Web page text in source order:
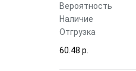
Вероятность
Наличие
Отгрузка
60.48 p.